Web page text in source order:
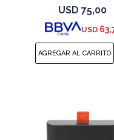
USD 75,00
USD